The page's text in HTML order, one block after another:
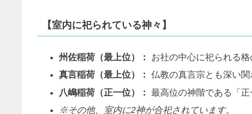
【室内に祀られている神々】
州佐稲荷（最上位）：
お社の中心に祀られる格
真言稲荷（最上位）： 仏教の真言宗とも深い関
八嶋稲荷（正一位）： 最高位の神階である「正
※その他、室内に2神が合祀されています。